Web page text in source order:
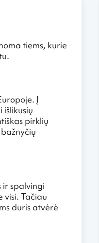
tiems, kurie
Į
išlikusių
pirklių
ir spalvingi
visi. Tačiau
duris atvėrė